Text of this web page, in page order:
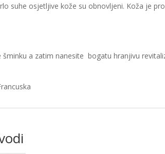
suhe osjetljive kože su obnovljeni. Koža je
šminku a zatim nanesite bogatu hranjivu